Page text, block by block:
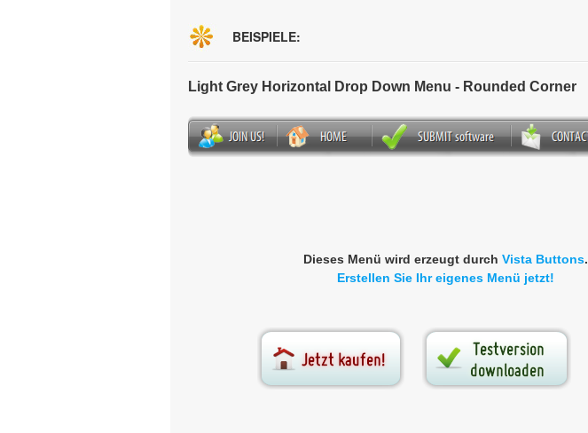
BEISPIELE:
Light Grey Horizontal Drop Down Menu - Rounded Corner
Dieses Menü wird erzeugt durch Vista Buttons.
Erstellen Sie Ihr eigenes Menü jetzt!